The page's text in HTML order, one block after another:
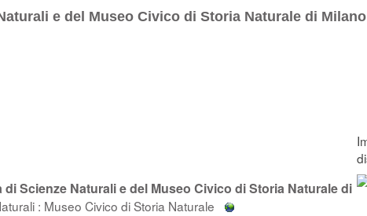
e del Museo Civico di Storia Naturale di Milano
Scienze Naturali e del Museo Civico di Storia Naturale di
: Museo Civico di Storia Naturale